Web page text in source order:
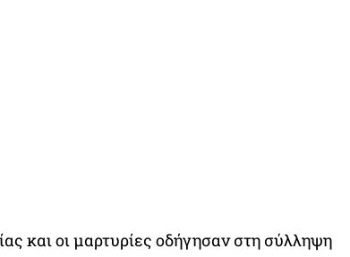
και οι μαρτυρίες οδήγησαν στη σύλληψη